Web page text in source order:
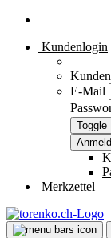
Kundenlogin
E-Mail
Toggle
Merkzettel